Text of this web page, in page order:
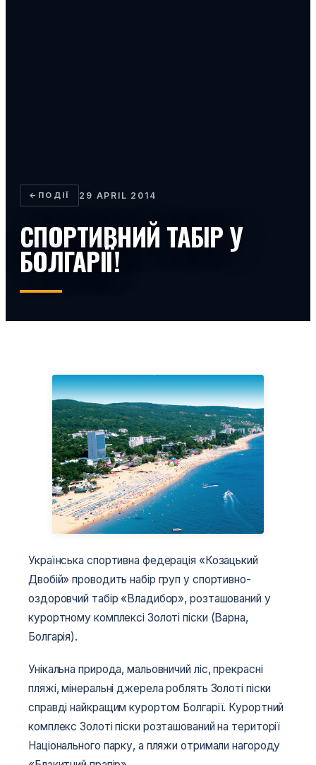
← ПОДІЇ 29 APRIL 2014
СПОРТИВНИЙ ТАБІР У
БОЛГАРІЇ!
Українська спортивна федерація «Козацький
Двобій» проводить набір груп у спортивно-
оздоровчий табір «Владибор», розташований у
курортному комплексі Золоті піски (Варна,
Болгарія).
Унікальна природа, мальовничий ліс, прекрасні
пляжі, мінеральні джерела роблять Золоті піски
справді найкращим курортом Болгарії. Курортний
комплекс Золоті піски розташований на території
Національного парку, а пляжи отримали нагороду